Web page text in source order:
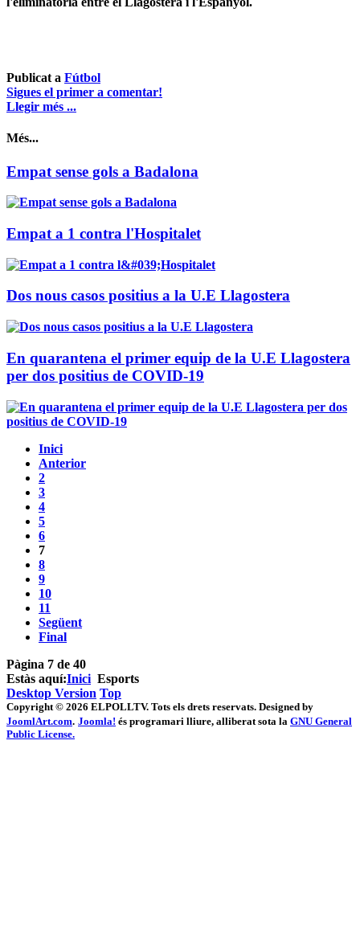
Publicat a Fútbol
Sigues el primer a comentar!
Llegir més ...
Més...
Empat sense gols a Badalona
Empat a 1 contra l'Hospitalet
Dos nous casos positius a la U.E Llagostera
En quarantena el primer equip de la U.E Llagostera
per dos positius de COVID-19
Inici
Anterior
2
3
4
5
6
7
8
9
10
11
Següent
Final
Pàgina 7 de 40
Estàs aquí:Inici Esports
Desktop Version Top
Copyright © 2026 ELPOLLTV. Tots els drets reservats. Designed by
JoomlArt.com. Joomla! és programari lliure, alliberat sota la GNU General
Public License.